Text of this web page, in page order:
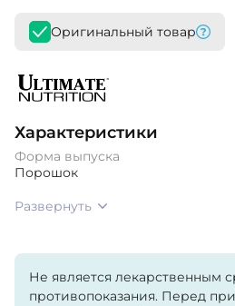
Оригинальный товар
Характеристики
Форма выпуска
Порошок
Развернуть
Не является лекарственным
противопоказания. Перед